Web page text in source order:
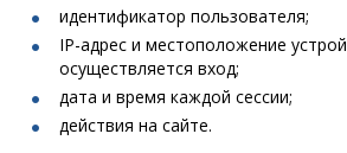
идентификатор пользователя;
IP-адрес и местоположение
осуществляется вход;
дата и время каждой сессии;
действия на сайте.